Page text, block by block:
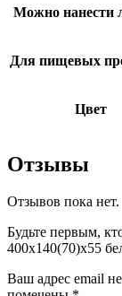
Можно нанести
Для пищевых
Цвет
Отзывы
Отзывов пока нет.
Будьте первым,
400х140(70)х55
Ваш адрес email